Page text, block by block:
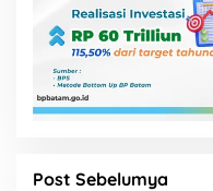
Post Sebelumya